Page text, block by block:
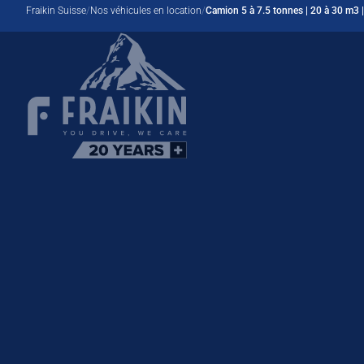
Fraikin Suisse Nos véhicules en location Camion 5 à 7.5 tonnes | 20 à 30 m3